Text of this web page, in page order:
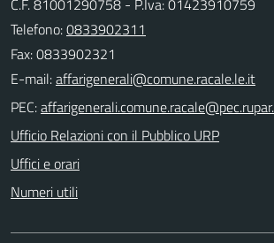
Telefono:0833902311
Fax: 0833902321
E-mail:
PEC:
Ufficio Relazioni con il Pubblico URP
Uffici e orari
Numeri utili